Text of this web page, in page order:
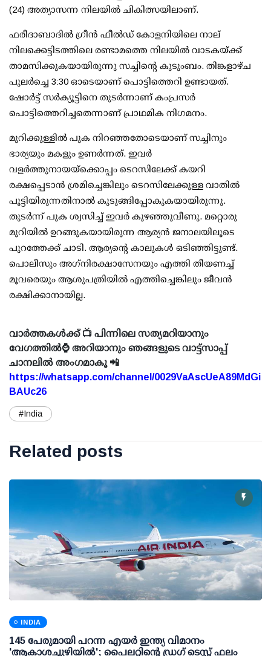
(24) അത്യാസന്ന നിലയില്‍ ചികിത്സയിലാണ്.
ഫരീദാബാദില്‍ ഗ്രീന്‍ ഫീല്‍ഡ് കോളനിയിലെ നാല്
നിലക്കെട്ടിടത്തിലെ രണ്ടാമത്തെ നിലയില്‍ വാടകയ്ക്ക്
താമസിക്കുകയായിരുന്നു സച്ചിന്റെ കുടുംബം. തിങ്കളാഴ്ച
പുലര്‍ച്ചെ 3:30 ഓടെയാണ് പൊട്ടിത്തെറി ഉണ്ടായത്.
ഷോര്‍ട്ട് സര്‍ക്യൂട്ടിനെ തുടര്‍ന്നാണ് കംപ്രസര്‍
പൊട്ടിത്തെറിച്ചതെന്നാണ് പ്രാഥമിക നിഗമനം.
മുറിക്കുള്ളില്‍ പുക നിറഞ്ഞതോടെയാണ് സച്ചിനും
ഭാര്യയും മകളും ഉണര്‍ന്നത്. ഇവര്‍
വളര്‍ത്തുനായയ്‌ക്കൊപ്പം ടെറസിലേക്ക് കയറി
രക്ഷപ്പെടാന്‍ ശ്രമിച്ചെങ്കിലും ടെറസിലേക്കുള്ള വാതില്‍
പൂട്ടിയിരുന്നതിനാല്‍ കുടുങ്ങിപ്പോകുകയായിരുന്നു.
തുടര്‍ന്ന് പുക ശ്വസിച്ച് ഇവര്‍ കുഴഞ്ഞുവീണു. മറ്റൊരു
മുറിയില്‍ ഉറങ്ങുകയായിരുന്ന ആര്യന്‍ ജനാലയിലൂടെ
പുറത്തേക്ക് ചാടി. ആര്യന്റെ കാലുകള്‍ ഒടിഞ്ഞിട്ടുണ്ട്.
പൊലീസും അഗ്‌നിരക്ഷാസേനയും എത്തി തീയണച്ച്
മൂവരെയും ആശുപത്രിയില്‍ എത്തിച്ചെങ്കിലും ജീവന്‍
രക്ഷിക്കാനായില്ല.
വാർത്തകൾക്ക് 📺 പിന്നിലെ സത്യമറിയാനും
വേഗത്തിൽ⌚ അറിയാനും ഞങ്ങളുടെ വാട്ട്സാപ്പ്
ചാനലിൽ അംഗമാകൂ 📲
https://whatsapp.com/channel/0029VaAscUeA89MdGi
BAUc26
#India
Related posts
INDIA
145 പേരുമായി പറന്ന എയര്‍ ഇന്ത്യ വിമാനം
'ആകാശച്ചുഴിയില്‍'; പൈലറ്റിന്റെ ഡ്രഗ് ടെസ്റ്റ് ഫലം